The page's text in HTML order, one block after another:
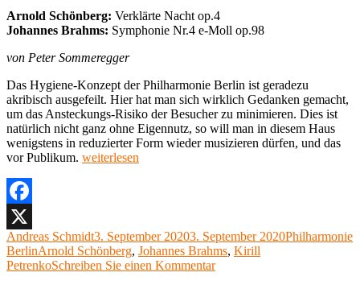
Arnold Schönberg: Verklärte Nacht op.4
Johannes Brahms: Symphonie Nr.4 e-Moll op.98
von Peter Sommeregger
Das Hygiene-Konzept der Philharmonie Berlin ist geradezu
akribisch ausgefeilt. Hier hat man sich wirklich Gedanken gemacht,
um das Ansteckungs-Risiko der Besucher zu minimieren. Dies ist
natürlich nicht ganz ohne Eigennutz, so will man in diesem Haus
wenigstens in reduzierter Form wieder musizieren dürfen, und das
vor Publikum. „Applaus
–
fast
wie
im
weiterlesen
Facebook
X
Autor
Andreas SchmidtVeröffentlicht
am
3. September 20203. September 2020Kategorien
Philharmonie
BerlinSchlagwörter
Arnold Schönberg, Johannes Brahms, Kirill
PetrenkoSchreiben Sie einen Kommentarzu